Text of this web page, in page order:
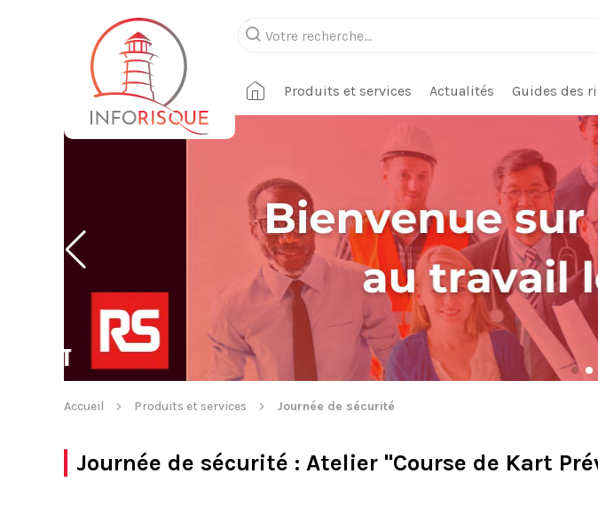
Produits et services Actualités Guides des
Accueil Produits et services Journée de sécurité
Journée de sécurité : Atelier "Course de Kart